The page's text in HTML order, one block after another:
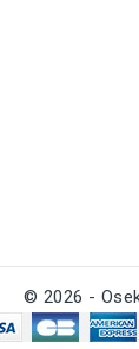
© 2026 -